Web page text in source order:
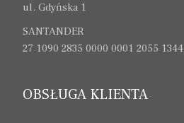
ul. Gdyńska 1
SANTANDER
27 1090 2835 0000 0001 2055 1344
OBSŁUGA KLIENTA